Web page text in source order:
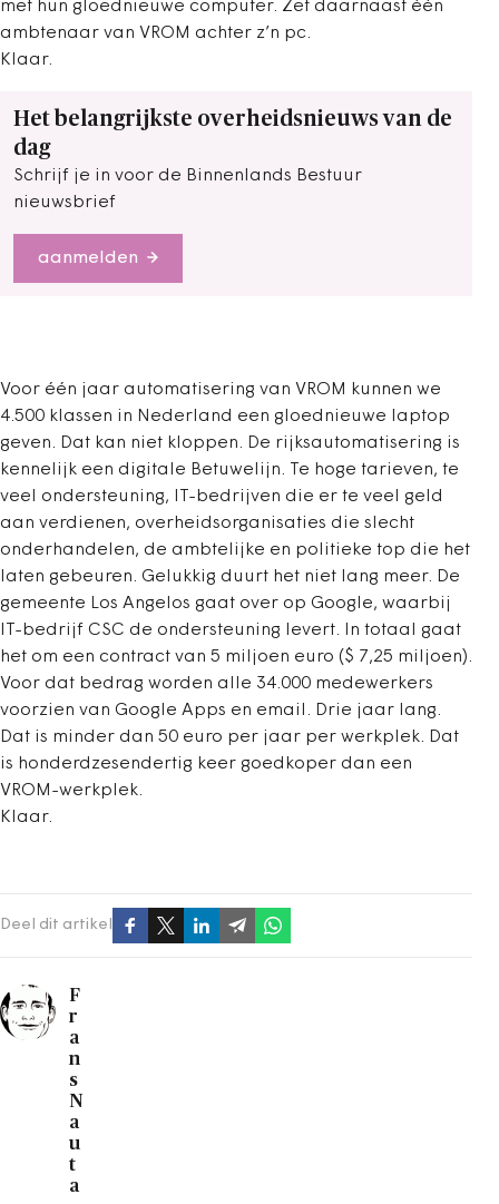
met hun gloednieuwe computer. Zet daarnaast één
ambtenaar van VROM achter z’n pc.
Klaar.
Het belangrijkste overheidsnieuws van de
dag
Schrijf je in voor de Binnenlands Bestuur
nieuwsbrief
aanmelden
Voor één jaar automatisering van VROM kunnen we
4.500 klassen in Nederland een gloednieuwe laptop
geven. Dat kan niet kloppen. De rijksautomatisering is
kennelijk een digitale Betuwelijn. Te hoge tarieven, te
veel ondersteuning, IT-bedrijven die er te veel geld
aan verdienen, overheidsorganisaties die slecht
onderhandelen, de ambtelijke en politieke top die het
laten gebeuren. Gelukkig duurt het niet lang meer. De
gemeente Los Angelos gaat over op Google, waarbij
IT-bedrijf CSC de ondersteuning levert. In totaal gaat
het om een contract van 5 miljoen euro ($ 7,25 miljoen).
Voor dat bedrag worden alle 34.000 medewerkers
voorzien van Google Apps en email. Drie jaar lang.
Dat is minder dan 50 euro per jaar per werkplek. Dat
is honderdzesendertig keer goedkoper dan een
VROM-werkplek.
Klaar.
Deel dit artikel
F
r
a
n
s
N
a
u
t
a